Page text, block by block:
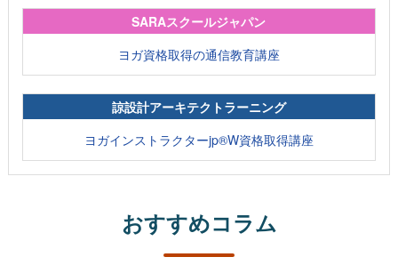
SARAスクールジャパン
ヨガ資格取得の通信教育講座
諒設計アーキテクトラーニング
ヨガインストラクターjp®W資格取得講座
おすすめコラム